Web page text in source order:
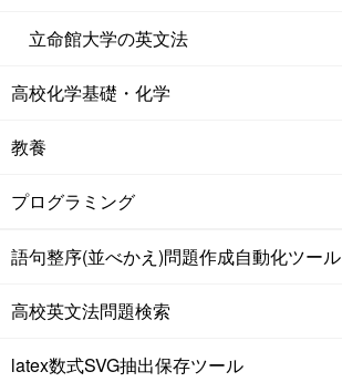
立命館大学の英文法
高校化学基礎・化学
教養
プログラミング
語句整序(並べかえ)問題作成自動化ツール
高校英文法問題検索
latex数式SVG抽出保存ツール